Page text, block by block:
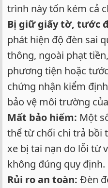
trình này tốn kém cả
Bị giữ giấy tờ, tước
phát hiện độ đèn sai
thông, ngoài phạt
phương tiện hoặc
chứng nhận kiểm
bảo vệ môi trường
Mất bảo hiểm: Một
thể từ chối chi trả bồi
xe bị tai nạn do lỗi từ
không đúng quy định.
Rủi ro an toàn: Đèn